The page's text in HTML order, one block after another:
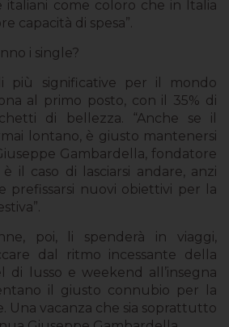
italiani come coloro che in Italia
capacità di spesa”.
i single?
più significative per il mondo
al primo posto, con il 35% di
di bellezza. “Anche se il
lontano, è giusto mantenersi
Gambardella, fondatore
il caso di lasciarsi andare, anzi
prefissarsi nuovi obiettivi per la
poi, li spenderà in viaggi,
dal ritmo incessante della
di lusso e weekend all’insegna
il giusto connubio per la
Una vacanza che sia soprattutto